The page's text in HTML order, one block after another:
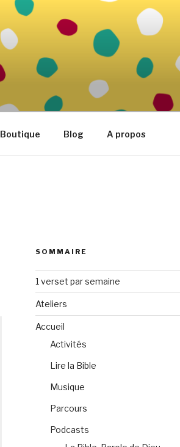
Boutique Blog A propos
SOMMAIRE
1 verset par semaine
Ateliers
Accueil
Activités
Lire la Bible
Musique
Parcours
Podcasts